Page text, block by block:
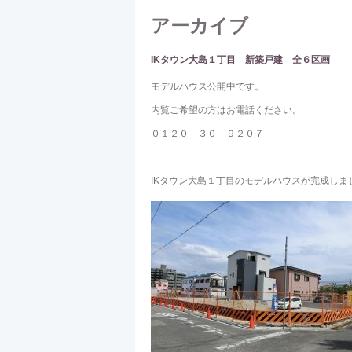
アーカイブ
IKタウン大島１丁目 新築戸建 全６区画
モデルハウス公開中です。
内覧ご希望の方はお電話ください。
０１２０－３０－９２０７
IKタウン大島１丁目のモデルハウスが完成しま